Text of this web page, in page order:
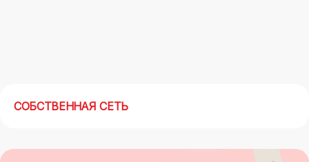
СОБСТВЕННАЯ СЕТЬ